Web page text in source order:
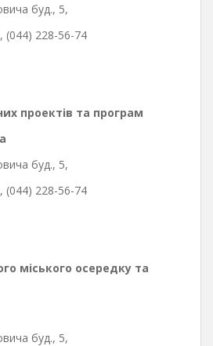
буд., 5,
(044) 228-56-74
проектів та програм
буд., 5,
(044) 228-56-74
міського осередку та
буд., 5,